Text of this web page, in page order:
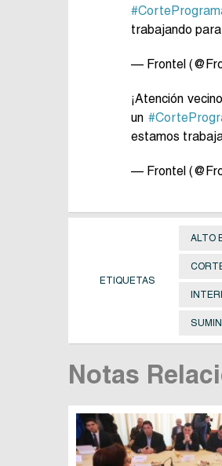
trabajando
— Frontel
¡Atención
un
estamos
— Frontel
ETIQUETAS
ALTO
Notas